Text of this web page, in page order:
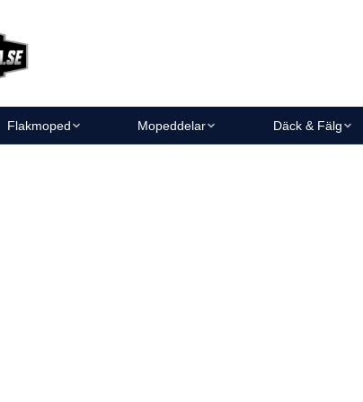
Flakmoped Mopeddelar Däck & Fälg